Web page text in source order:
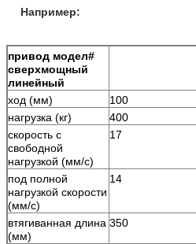
Например:
привод модел#
сверхмощный
линейный
ход (мм)
100
нагрузка (кг)
400
скорость с
свободной
нагрузкой (мм/с)
17
под полной
нагрузкой скорости
(мм/с)
14
втягиванная длина
(мм)
350